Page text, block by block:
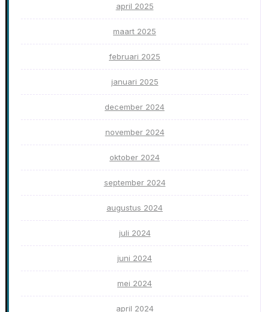
april 2025
maart 2025
februari 2025
januari 2025
december 2024
november 2024
oktober 2024
september 2024
augustus 2024
juli 2024
juni 2024
mei 2024
april 2024